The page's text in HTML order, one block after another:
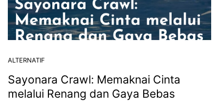
ALTERNATIF
Sayonara Crawl: Memaknai Cinta
melalui Renang dan Gaya Bebas